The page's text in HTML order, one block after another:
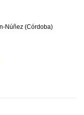
Núñez (Córdoba)